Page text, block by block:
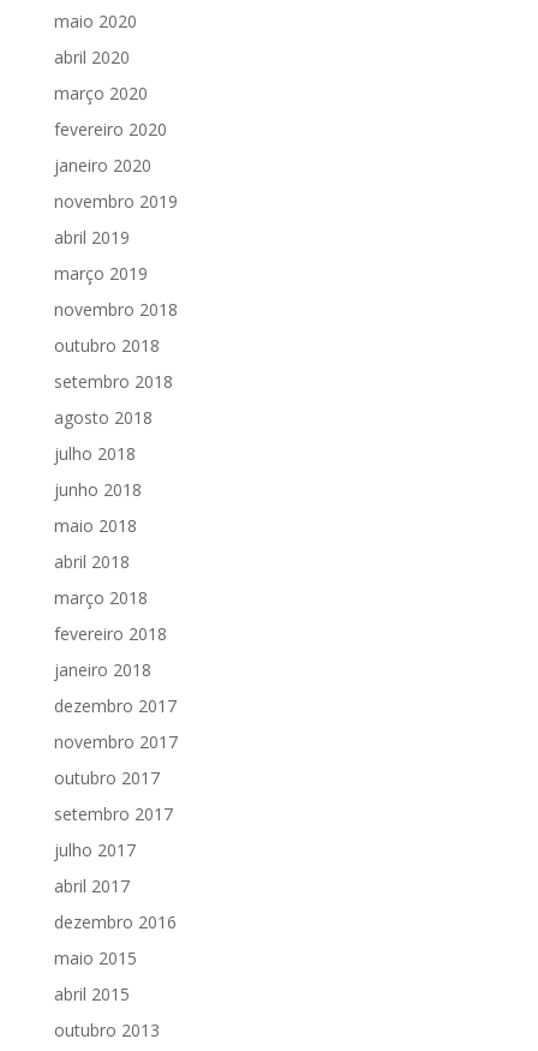
maio 2020
abril 2020
março 2020
fevereiro 2020
janeiro 2020
novembro 2019
abril 2019
março 2019
novembro 2018
outubro 2018
setembro 2018
agosto 2018
julho 2018
junho 2018
maio 2018
abril 2018
março 2018
fevereiro 2018
janeiro 2018
dezembro 2017
novembro 2017
outubro 2017
setembro 2017
julho 2017
abril 2017
dezembro 2016
maio 2015
abril 2015
outubro 2013